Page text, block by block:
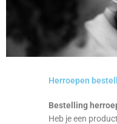
Herroepen
Bestelling
Heb je een